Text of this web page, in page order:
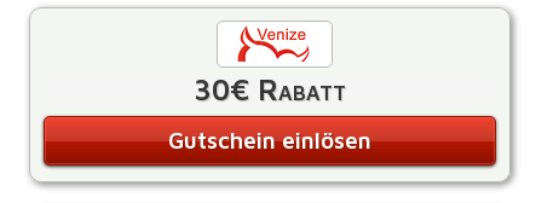
30€ Rabatt
Gutschein einlösen